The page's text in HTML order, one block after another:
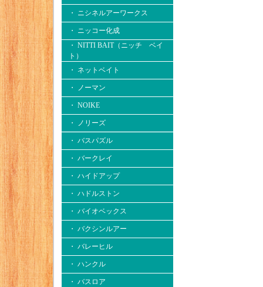
・ ニシネルアーワークス
・ ニッコー化成
・ NITTI BAIT（ニッチ ベイ
ト）
・ ネットベイト
・ ノーマン
・ NOIKE
・ ノリーズ
・ バスパズル
・ バークレイ
・ ハイドアップ
・ ハドルストン
・ バイオベックス
・ バクシンルアー
・ バレーヒル
・ ハンクル
・ バスロア